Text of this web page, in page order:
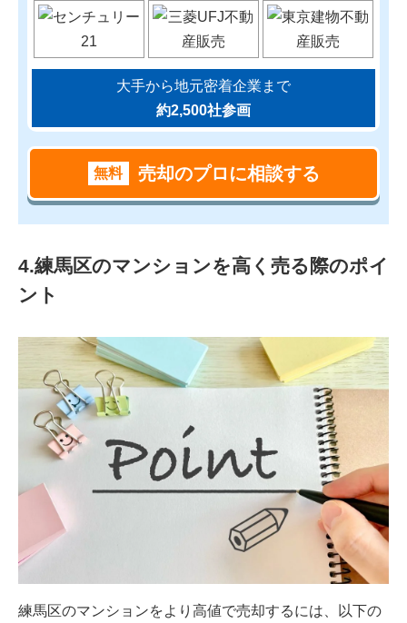
大手から地元密着企業まで
約2,500社参画
無料 売却のプロに相談する
4.練馬区のマンションを高く売る際のポイ
ント
練馬区のマンションをより高値で売却するには、以下の